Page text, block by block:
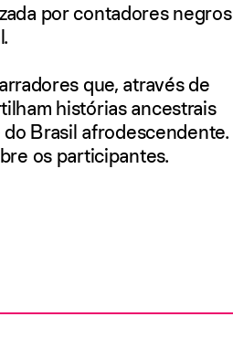
por contadores negros
que, através de
histórias ancestrais
Brasil afrodescendente.
os participantes.